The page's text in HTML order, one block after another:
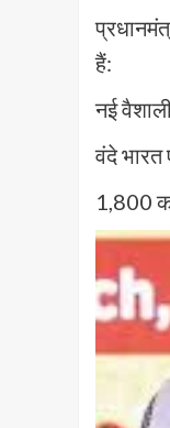
हैं:
नई
वंदे भारत
1,800